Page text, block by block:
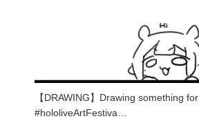
【DRAWING】Drawing something for
#hololiveArtFestiva…